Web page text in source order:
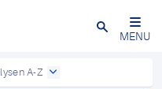
Schließen
MENU
A-Z